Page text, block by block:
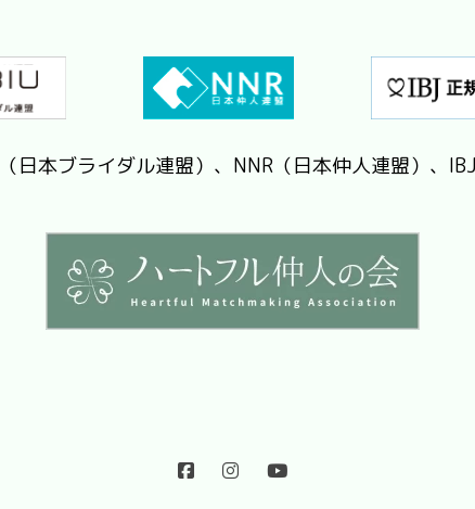
日本ブライダル連盟）、NNR（日本仲人連盟）、